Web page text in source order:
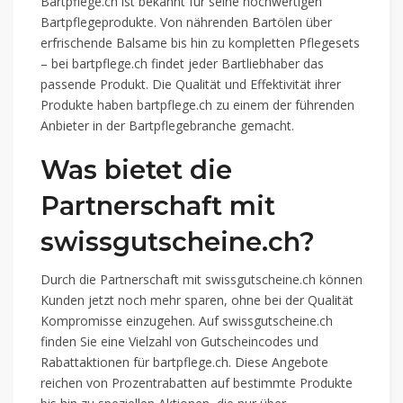
Bartpflegeprodukte. Von nährenden Bartölen über
erfrischende Balsame bis hin zu kompletten Pflegesets
– bei bartpflege.ch findet jeder Bartliebhaber das
passende Produkt. Die Qualität und Effektivität ihrer
Produkte haben bartpflege.ch zu einem der führenden
Anbieter in der Bartpflegebranche gemacht.
Was bietet die
Partnerschaft mit
swissgutscheine.ch?
Durch die Partnerschaft mit swissgutscheine.ch können
Kunden jetzt noch mehr sparen, ohne bei der Qualität
Kompromisse einzugehen. Auf swissgutscheine.ch
finden Sie eine Vielzahl von Gutscheincodes und
Rabattaktionen für bartpflege.ch. Diese Angebote
reichen von Prozentrabatten auf bestimmte Produkte